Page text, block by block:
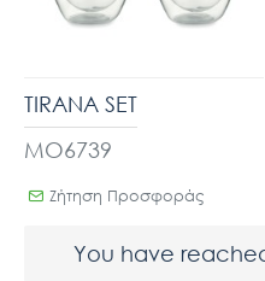
MO6739
TIRANA SET
Ζήτηση Προσφοράς
You have